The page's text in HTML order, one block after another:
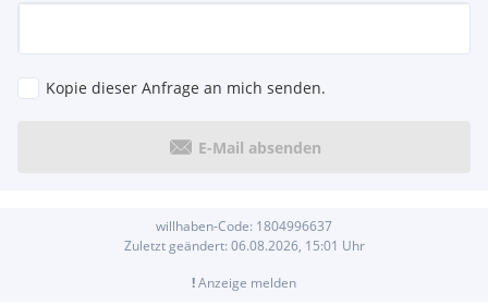
Kopie dieser Anfrage an mich senden.
E-Mail absenden
willhaben-Code: 1804996637
Zuletzt geändert: 06.08.2026, 15:01 Uhr
!Anzeige melden